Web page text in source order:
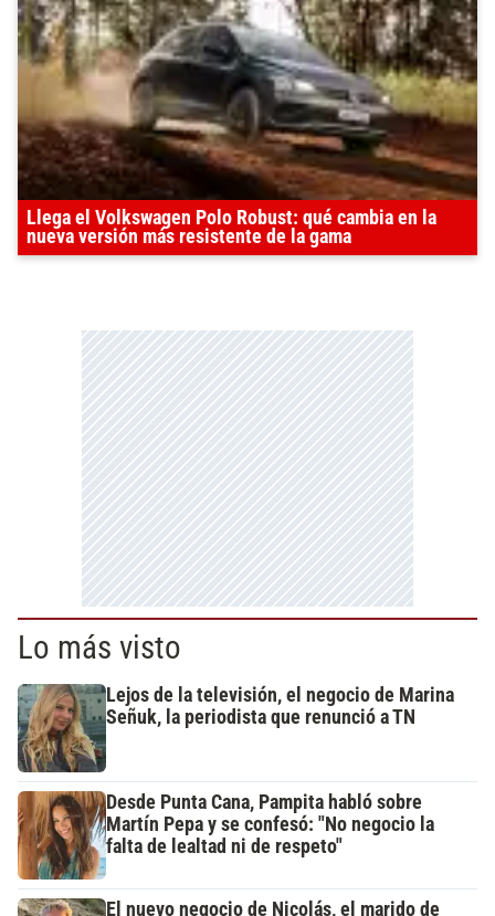
Llega el Volkswagen Polo Robust: qué cambia en la
nueva versión más resistente de la gama
Lo más visto
Lejos de la televisión, el negocio de Marina
Señuk, la periodista que renunció a TN
Desde Punta Cana, Pampita habló sobre
Martín Pepa y se confesó: "No negocio la
falta de lealtad ni de respeto"
El nuevo negocio de Nicolás, el marido de